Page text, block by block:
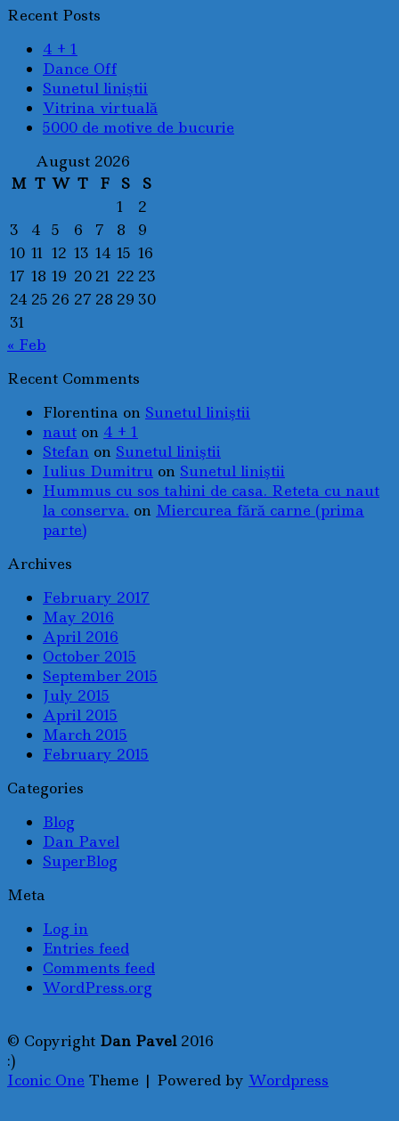
Recent Posts
4 + 1
Dance Off
Sunetul liniştii
Vitrina virtuală
5000 de motive de bucurie
August 2026
M T W T F S
S
1
2
3
4 5 6 7 8
9
10 11 12 13 14 15 16
17 18 19 20 21 22 23
24 25 26 27 28 29 30
31
« Feb
Recent Comments
Florentina on Sunetul liniştii
naut on 4 + 1
Stefan on Sunetul liniştii
Iulius Dumitru on Sunetul liniştii
Hummus cu sos tahini de casa. Reteta cu naut
la conserva. on Miercurea fără carne (prima
parte)
Archives
February 2017
May 2016
April 2016
October 2015
September 2015
July 2015
April 2015
March 2015
February 2015
Categories
Blog
Dan Pavel
SuperBlog
Meta
Log in
Entries feed
Comments feed
WordPress.org
© Copyright Dan Pavel 2016
:)
Iconic One Theme | Powered by Wordpress